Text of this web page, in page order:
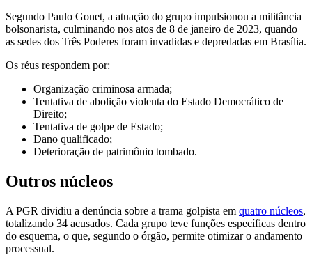
Segundo Paulo Gonet, a atuação do grupo impulsionou a militância
bolsonarista, culminando nos atos de 8 de janeiro de 2023, quando
as sedes dos Três Poderes foram invadidas e depredadas em Brasília.
Os réus respondem por:
Organização criminosa armada;
Tentativa de abolição violenta do Estado Democrático de
Direito;
Tentativa de golpe de Estado;
Dano qualificado;
Deterioração de patrimônio tombado.
Outros núcleos
A PGR dividiu a denúncia sobre a trama golpista em quatro núcleos,
totalizando 34 acusados. Cada grupo teve funções específicas dentro
do esquema, o que, segundo o órgão, permite otimizar o andamento
processual.